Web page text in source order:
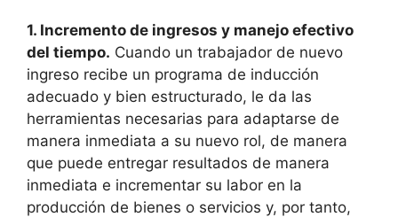
1. Incremento de ingresos y manejo efectivo
del tiempo. Cuando un trabajador de nuevo
ingreso recibe un programa de inducción
adecuado y bien estructurado, le da las
herramientas necesarias para adaptarse de
manera inmediata a su nuevo rol, de manera
que puede entregar resultados de manera
inmediata e incrementar su labor en la
producción de bienes o servicios y, por tanto,